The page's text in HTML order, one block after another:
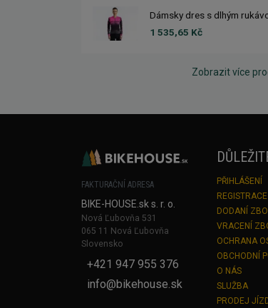
Dámsky dres s dlhým
1 535,65 Kč
Zobrazit více
FAKTURAČNÍ ADRESA
BIKE-HOUSE.sk s. r. o.
Nová Ľubovňa 531
065 11 Nová Ľubovňa
Slovensko
+421 947 955 376
info@bikehouse.sk
PŘIHLÁŠENÍ
REGISTRACE
DODANÍ
VRACENÍ
OCHRANA
OBCHODNÍ
O NÁS
SLUŽBA
PRODEJ